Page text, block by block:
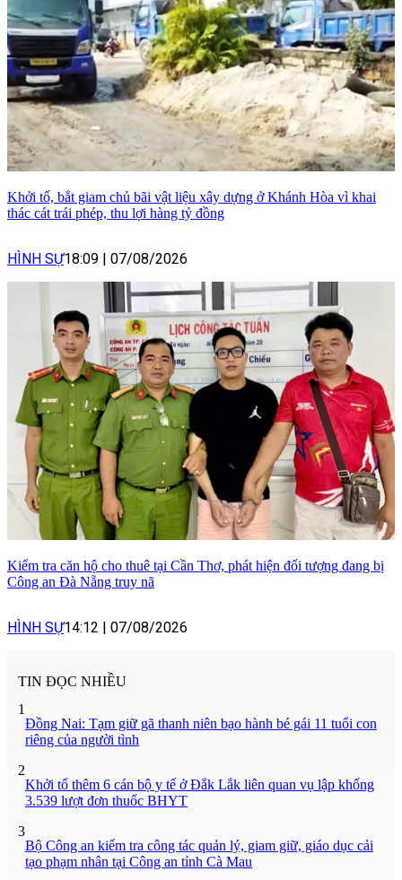
Khởi tố, bắt giam chủ bãi vật liệu xây dựng ở Khánh Hòa vì khai
thác cát trái phép, thu lợi hàng tỷ đồng
HÌNH SỰ18:09 | 07/08/2026
Kiểm tra căn hộ cho thuê tại Cần Thơ, phát hiện đối tượng đang bị
Công an Đà Nẵng truy nã
HÌNH SỰ14:12 | 07/08/2026
TIN ĐỌC NHIỀU
1
Đồng Nai: Tạm giữ gã thanh niên bạo hành bé gái 11 tuổi con
riêng của người tình
2
Khởi tố thêm 6 cán bộ y tế ở Đắk Lắk liên quan vụ lập khống
3.539 lượt đơn thuốc BHYT
3
Bộ Công an kiểm tra công tác quản lý, giam giữ, giáo dục cải
tạo phạm nhân tại Công an tỉnh Cà Mau